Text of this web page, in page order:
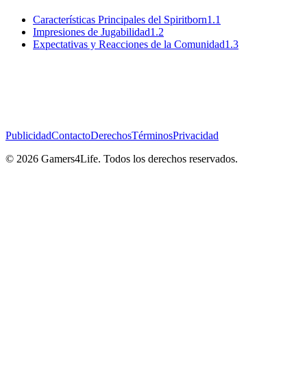
Características Principales del Spiritborn1.1
Impresiones de Jugabilidad1.2
Expectativas y Reacciones de la Comunidad1.3
PublicidadContactoDerechosTérminosPrivacidad
© 2026 Gamers4Life. Todos los derechos reservados.